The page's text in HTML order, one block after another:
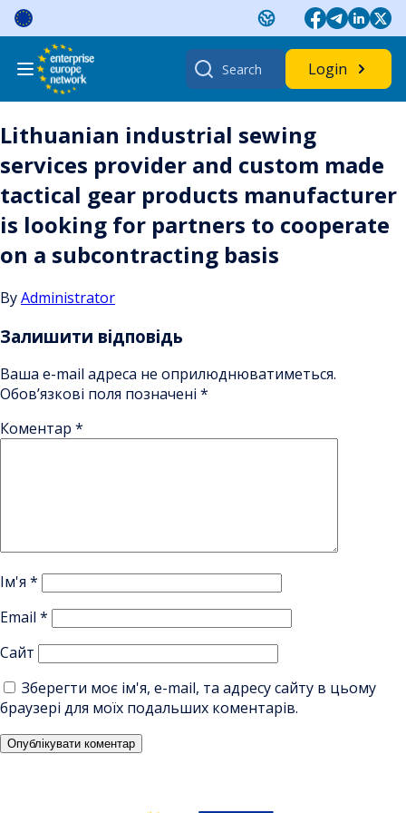
Skip
content
Search
for:
Login
Lithuanian industrial sewing
services provider and custom made
tactical gear products manufacturer
is looking for partners to cooperate
on a subcontracting basis
ByAdministrator
Залишити відповідь
Ваша e-mail адреса не оприлюднюватиметься.
Обов’язкові поля позначені *
Коментар *
Ім'я *
Email *
Сайт
Зберегти моє ім'я, e-mail, та адресу сайту в цьому
браузері для моїх подальших коментарів.